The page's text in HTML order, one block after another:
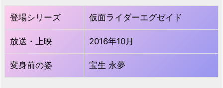
登場シリーズ 仮面ライダーエグゼイド
放送・上映 2016年10月
変身前の姿 宝生 永夢